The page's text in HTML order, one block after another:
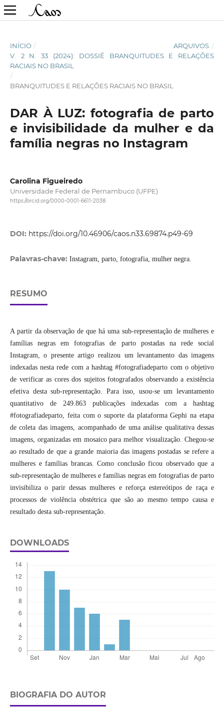
INÍCIO / ARQUIVOS /
V. 2 N. 33 (2024): DOSSIÊ BRANQUITUDES E RELAÇÕES
RACIAIS NO BRASIL
/
BRANQUITUDES E RELAÇÕES RACIAIS NO BRASIL
DAR À LUZ: fotografia de parto
e invisibilidade da mulher e da
família negras no Instagram
Carolina Figueiredo
Universidade Federal de Pernambuco (UFPE)
https://orcid.org/0000-0001-6611-2038
DOI: https://doi.org/10.46906/caos.n33.69874.p49-69
Palavras-chave: Instagram, parto, fotografia, mulher negra.
RESUMO
A partir da observação de que há uma sub-representação de mulheres e
famílias negras em fotografias de parto postadas na rede social
Instagram, o presente artigo realizou um levantamento das imagens
indexadas nesta rede com a hashtag #fotografiadeparto com o objetivo
de verificar as cores dos sujeitos fotografados observando a existência
efetiva desta sub-representação. Para isso, usou-se um levantamento
quantitativo de 249.863 publicações indexadas com a hashtag
#fotografiadeparto, feita com o suporte da plataforma Gephi na etapa
de coleta das imagens, acompanhado de uma análise qualitativa dessas
imagens, organizadas em mosaico para melhor visualização. Chegou-se
ao resultado de que a grande maioria das imagens postadas se refere a
mulheres e famílias brancas. Como conclusão ficou observado que a
sub-representação de mulheres e famílias negras em fotografias de parto
invisibiliza o parir dessas mulheres e reforça estereótipos de raça e
processos de violência obstétrica que são ao mesmo tempo causa e
resultado desta sub-representação.
DOWNLOADS
BIOGRAFIA DO AUTOR